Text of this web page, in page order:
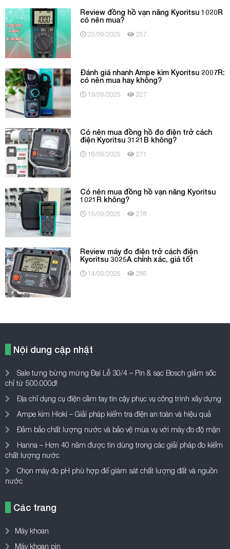
Review đồng hồ vạn năng Kyoritsu 1020R
có nên mua?
22/09/2025 257
Đánh giá nhanh Ampe kìm Kyoritsu 2007R:
có nên mua hay không?
19/09/2025 327
Có nên mua đồng hồ đo điện trở cách
điện Kyoritsu 3121B không?
18/09/2025 271
Có nên mua đồng hồ vạn năng Kyoritsu
1021R không?
15/09/2025 278
Review máy đo điện trở cách điện
Kyoritsu 3025A chính xác, giá tốt
14/09/2025 286
Nội dung cập nhật
Sale tưng bừng mừng Đại Lễ 30/4 – Pin & sạc Bosch giảm sốc
chỉ từ 500.000đ!
Địa chỉ dụng cụ điện cầm tay tin cậy phục vụ công trình xây dựng
Ampe kìm Hioki – Giải pháp kiểm tra điện an toàn và hiệu quả
Đảm bảo chất lượng nước và bảo vệ mùa vụ với máy đo độ mặn
Hanna – Hơn 40 năm được tin dùng trong các giải pháp đo kiểm
chất lượng nước
Chọn máy đo pH phù hợp để giám sát chất lượng đất và nguồn
nước
Các trang
Máy khoan
Máy khoan pin